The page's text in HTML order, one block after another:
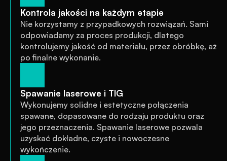
Kontrola jakości na każdym etapie
Nie korzystamy z przypadkowych rozwiązań. Sami
odpowiadamy za proces produkcji, dlatego
kontrolujemy jakość od materiału, przez obróbkę, aż
po finalne wykonanie.
Spawanie laserowe i TIG
Wykonujemy solidne i estetyczne połączenia
spawane, dopasowane do rodzaju produktu oraz
jego przeznaczenia. Spawanie laserowe pozwala
uzyskać dokładne, czyste i nowoczesne
wykończenie.